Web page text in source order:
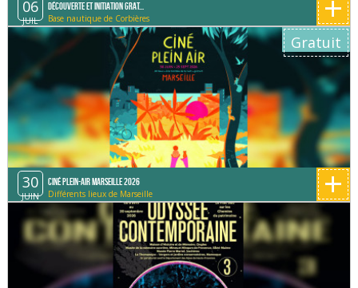
06
JUIL
Découverte et initiation grat...
Base nautique de Corbières
Gratuit
30
JUIN
Ciné Plein-Air Marseille 2026
Différents lieux de Marseille +